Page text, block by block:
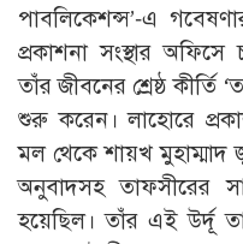
পাবলিকেশন্স’-এ
প্রকাশনা সংস্থার
তাঁর জীবনের শ্রেষ্ঠ
শুরু করেন। লাহোরে
মল থেকে শায়খ
অনুবাদসহ তাফসীরের
হয়েছিল। তাঁর এই উর্দূ